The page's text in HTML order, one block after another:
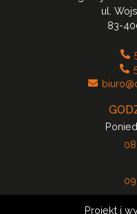
ul.
83-
Projekt i